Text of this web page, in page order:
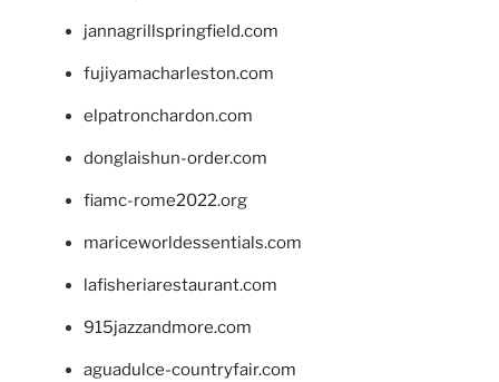
jannagrillspringfield.com
fujiyamacharleston.com
elpatronchardon.com
donglaishun-order.com
fiamc-rome2022.org
mariceworldessentials.com
lafisheriarestaurant.com
915jazzandmore.com
aguadulce-countryfair.com